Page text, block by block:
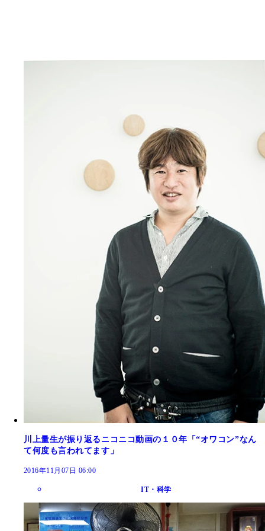
川上量生が振り返るニコニコ動画の１０年「“オワコン”なん
て何度も言われてます」
2016年11月07日 06:00
IT・科学